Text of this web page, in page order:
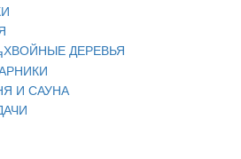
ХВОЙНЫЕ ДЕРЕВЬЯ
И САУНА